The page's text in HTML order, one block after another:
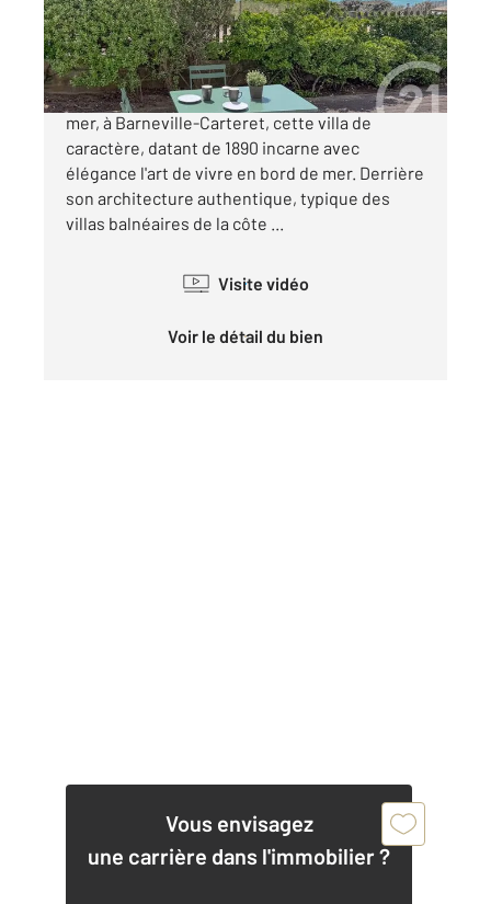
853 000 €
Idéalement située en première ligne, face à la
mer, à Barneville-Carteret, cette villa de
caractère, datant de 1890 incarne avec
élégance l'art de vivre en bord de mer. Derrière
son architecture authentique, typique des
villas balnéaires de la côte ...
Visite vidéo
Voir le détail du bien
Vous envisagez
une carrière dans l'immobilier ?